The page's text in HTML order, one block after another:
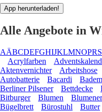
App herunterladen!
Alle Angebote in
AÄBCDEFGHIJKLMNOPRS
Acrylfarben
Aktenvernichter
Arbeitshose
Autobatterie
Bacardi
Berliner Pilsener
Bettdecke
Bitburger
Blumen
Bügelbrett
Bürostuhl Butter